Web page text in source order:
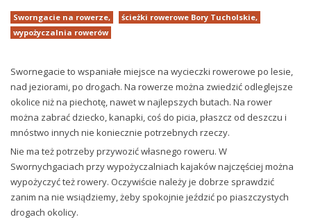
Sworngacie na rowerze,
ścieżki rowerowe Bory Tucholskie,
wypożyczalnia rowerów
Swornegacie to wspaniałe miejsce na wycieczki rowerowe po lesie,
nad jeziorami, po drogach. Na rowerze można zwiedzić odleglejsze
okolice niż na piechotę, nawet w najlepszych butach. Na rower
można zabrać dziecko, kanapki, coś do picia, płaszcz od deszczu i
mnóstwo innych nie koniecznie potrzebnych rzeczy.
Nie ma też potrzeby przywozić własnego roweru. W
Swornychgaciach przy wypożyczalniach kajaków najczęściej można
wypożyczyć też rowery. Oczywiście należy je dobrze sprawdzić
zanim na nie wsiądziemy, żeby spokojnie jeździć po piaszczystych
drogach okolicy.